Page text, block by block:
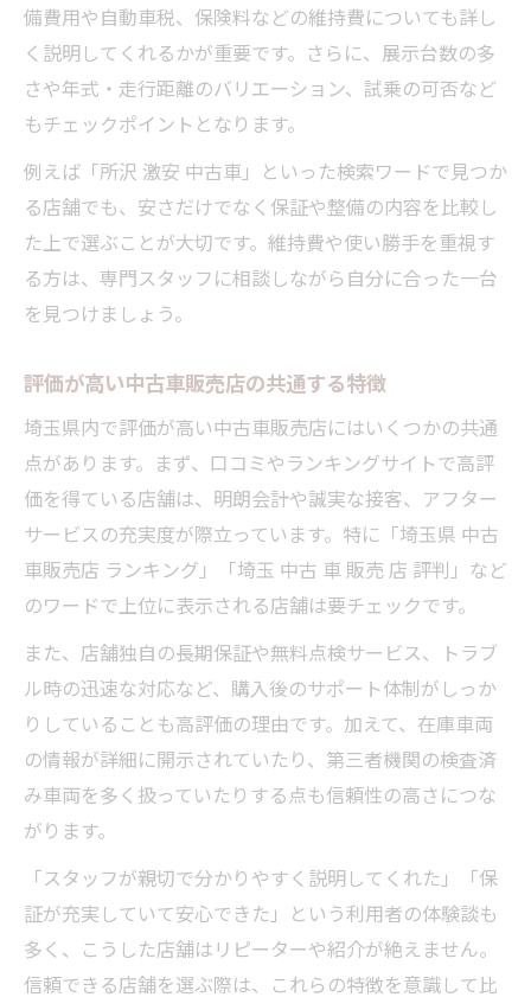
備費用や自動車税、保険料などの維持費についても詳し
く説明してくれるかが重要です。さらに、展示台数の多
さや年式・走行距離のバリエーション、試乗の可否など
もチェックポイントとなります。
例えば「所沢 激安 中古車」といった検索ワードで見つか
る店舗でも、安さだけでなく保証や整備の内容を比較し
た上で選ぶことが大切です。維持費や使い勝手を重視す
る方は、専門スタッフに相談しながら自分に合った一台
を見つけましょう。
評価が高い中古車販売店の共通する特徴
埼玉県内で評価が高い中古車販売店にはいくつかの共通
点があります。まず、口コミやランキングサイトで高評
価を得ている店舗は、明朗会計や誠実な接客、アフター
サービスの充実度が際立っています。特に「埼玉県 中古
車販売店 ランキング」「埼玉 中古 車 販売 店 評判」など
のワードで上位に表示される店舗は要チェックです。
また、店舗独自の長期保証や無料点検サービス、トラブ
ル時の迅速な対応など、購入後のサポート体制がしっか
りしていることも高評価の理由です。加えて、在庫車両
の情報が詳細に開示されていたり、第三者機関の検査済
み車両を多く扱っていたりする点も信頼性の高さにつな
がります。
「スタッフが親切で分かりやすく説明してくれた」「保
証が充実していて安心できた」という利用者の体験談も
多く、こうした店舗はリピーターや紹介が絶えません。
信頼できる店舗を選ぶ際は、これらの特徴を意識して比